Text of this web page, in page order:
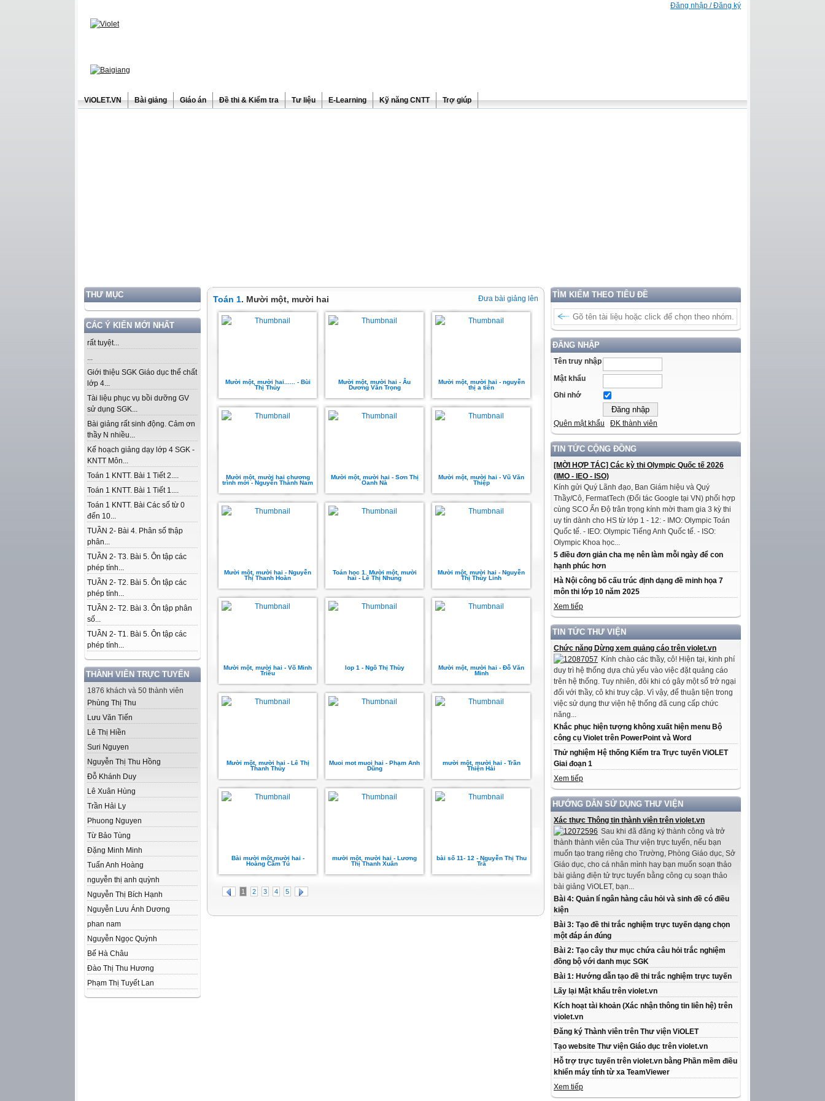
Đăng nhập / Đăng ký
ViOLET.VN Bài giảng Giáo án Đề thi & Kiểm tra Tư liệu E-Learning Kỹ năng CNTT Trợ giúp
THƯ MỤC
CÁC Ý KIẾN MỚI NHẤT
rất tuyệt...
...
Giới thiệu SGK Giáo dục thể chất
lớp 4...
Tài liệu phục vụ bồi dưỡng GV
sử dụng SGK...
Bài giảng rất sinh động. Cảm ơn
thầy N nhiều...
Kế hoạch giảng dạy lớp 4 SGK -
KNTT Môn...
Toán 1 KNTT. Bài 1 Tiết 2....
Toán 1 KNTT. Bài 1 Tiết 1....
Toán 1 KNTT. Bài Các số từ 0
đến 10...
TUẦN 2- Bài 4. Phân số thập
phân...
TUẦN 2- T3. Bài 5. Ôn tập các
phép tính...
TUẦN 2- T2. Bài 5. Ôn tập các
phép tính...
TUẦN 2- T2. Bài 3. Ôn tập phân
số...
TUẦN 2- T1. Bài 5. Ôn tập các
phép tính...
THÀNH VIÊN TRỰC TUYẾN
1876 khách và 50 thành viên
Phùng Thị Thu
Lưu Văn Tiến
Lê Thị Hiền
Suri Nguyen
Nguyễn Thị Thu Hồng
Đỗ Khánh Duy
Lê Xuân Hùng
Trần Hải Ly
Phuong Nguyen
Từ Bảo Tùng
Đặng Minh Minh
Tuấn Anh Hoàng
nguyễn thị anh quỳnh
Nguyễn Thị Bích Hạnh
Nguyễn Lưu Ánh Dương
phan nam
Nguyễn Ngọc Quỳnh
Bế Hà Châu
Đào Thị Thu Hương
Phạm Thị Tuyết Lan
TÌM KIẾM THEO TIÊU ĐỀ
ĐĂNG NHẬP
Tên truy nhập
Mật khẩu
Ghi nhớ
Quên mật khẩu ĐK thành viên
TIN TỨC CỘNG ĐỒNG
[MỜI HỢP TÁC] Các kỳ thi Olympic Quốc tế 2026
(IMO - IEO - ISO)
Kính gửi Quý Lãnh đạo, Ban Giám hiệu và Quý
Thầy/Cô, FermatTech (Đối tác Google tại VN) phối hợp
cùng SCO Ấn Độ trân trọng kính mời tham gia 3 kỳ thi
uy tín dành cho HS từ lớp 1 - 12: - IMO: Olympic Toán
Quốc tế. - IEO: Olympic Tiếng Anh Quốc tế. - ISO:
Olympic Khoa học...
5 điều đơn giản cha mẹ nên làm mỗi ngày để con
hạnh phúc hơn
Hà Nội công bố cấu trúc định dạng đề minh họa 7
môn thi lớp 10 năm 2025
Xem tiếp
TIN TỨC THƯ VIỆN
Chức năng Dừng xem quảng cáo trên violet.vn
Kính chào các thầy, cô! Hiện tại, kinh phí
duy trì hệ thống dựa chủ yếu vào việc đặt quảng cáo
trên hệ thống. Tuy nhiên, đôi khi có gây một số trở ngại
đối với thầy, cô khi truy cập. Vì vậy, để thuận tiện trong
việc sử dụng thư viện hệ thống đã cung cấp chức
năng...
Khắc phục hiện tượng không xuất hiện menu Bộ
công cụ Violet trên PowerPoint và Word
Thử nghiệm Hệ thống Kiểm tra Trực tuyến ViOLET
Giai đoạn 1
Xem tiếp
HƯỚNG DẪN SỬ DỤNG THƯ VIỆN
Xác thực Thông tin thành viên trên violet.vn
Sau khi đã đăng ký thành công và trở
thành thành viên của Thư viện trực tuyến, nếu bạn
muốn tạo trang riêng cho Trường, Phòng Giáo dục, Sở
Giáo dục, cho cá nhân mình hay bạn muốn soạn thảo
bài giảng điện tử trực tuyến bằng công cụ soạn thảo
bài giảng ViOLET, bạn...
Bài 4: Quản lí ngân hàng câu hỏi và sinh đề có điều
kiện
Bài 3: Tạo đề thi trắc nghiệm trực tuyến dạng chọn
một đáp án đúng
Bài 2: Tạo cây thư mục chứa câu hỏi trắc nghiệm
đồng bộ với danh mục SGK
Bài 1: Hướng dẫn tạo đề thi trắc nghiệm trực tuyến
Lấy lại Mật khẩu trên violet.vn
Kích hoạt tài khoản (Xác nhận thông tin liên hệ) trên
violet.vn
Đăng ký Thành viên trên Thư viện ViOLET
Tạo website Thư viện Giáo dục trên violet.vn
Hỗ trợ trực tuyến trên violet.vn bằng Phần mềm điều
khiển máy tính từ xa TeamViewer
Xem tiếp
Đưa bài giảng lên
Toán 1. Mười một, mười hai
Mười một, mười hai...... - Bùi
Thị Thủy
Mười một, mười hai - Âu
Dương Văn Trọng
Mười một, mười hai - nguyễn
thị a tiên
Mười một, mười hai chương
trình mới - Nguyễn Thành Nam
Mười một, mười hai - Sơn Thị
Oanh Nà
Mười một, mười hai - Vũ Văn
Thiệp
Mười một, mười hai - Nguyễn
Thị Thanh Hoàn
Toán học 1. Mười một, mười
hai - Lê Thị Nhung
Mười một, mười hai - Nguyễn
Thị Thùy Linh
Mười một, mười hai - Võ Minh
Triều
lop 1 - Ngô Thị Thùy
Mười một, mười hai - Đỗ Văn
Minh
Mười một, mười hai - Lê Thị
Thanh Thủy
Muoi mot muoi hai - Phạm Anh
Dũng
mười một, mười hai - Trần
Thiện Hải
Bài mười một,mười hai -
Hoàng Cẩm Tú
mười một, mười hai - Lương
Thị Thanh Xuân
bài số 11- 12 - Nguyễn Thị Thu
Trà
1 2 3 4 5